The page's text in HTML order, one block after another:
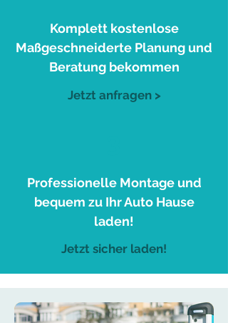
Komplett kostenlose
Maßgeschneiderte Planung und
Beratung bekommen
Jetzt anfragen >
Professionelle Montage und
bequem zu Ihr Auto Hause
laden!
Jetzt sicher laden!